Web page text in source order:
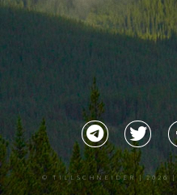
©TILLSCHNEIDER | 2026 |